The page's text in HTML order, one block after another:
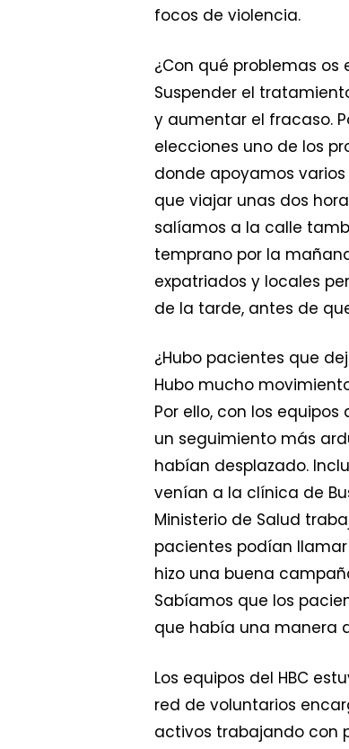
focos de violencia.
¿Con qué problemas
Suspender el
y aumentar el fracaso.
elecciones uno de los
donde apoyamos
que viajar unas dos
salíamos a la calle
temprano por la
expatriados y locales
de la tarde, antes de
¿Hubo pacientes que
Hubo mucho
Por ello, con los
un seguimiento más
habían desplazado.
venían a la clínica de
Ministerio de Salud
pacientes podían
hizo una buena
Sabíamos que los
que había una manera
Los equipos del HBC
red de voluntarios
activos trabajando con